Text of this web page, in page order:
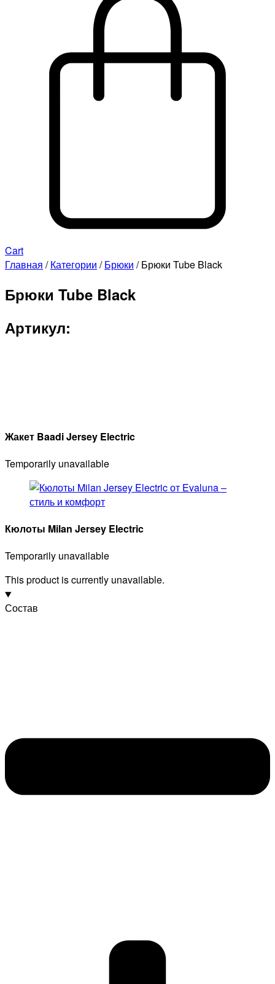
Cart
Главная /Категории /Брюки / Брюки Tube Black
Брюки Tube Black
Артикул:
Жакет Baadi Jersey Electric
Temporarily unavailable
Кюлоты Milan Jersey Electric
Temporarily unavailable
This product is currently unavailable.
Состав